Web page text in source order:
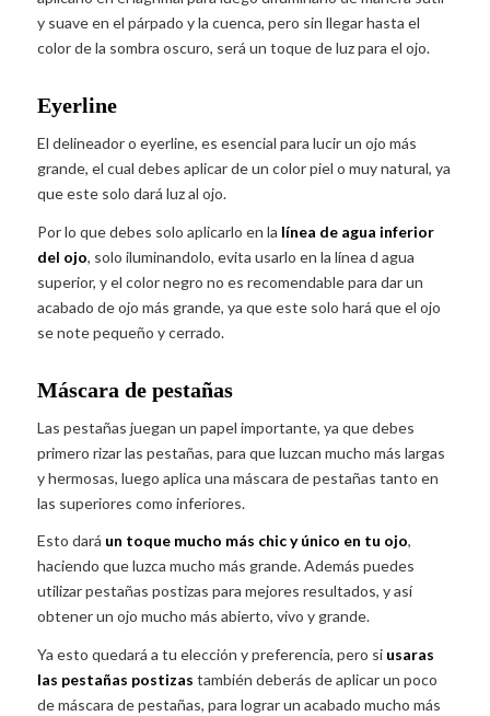
y suave en el párpado y la cuenca, pero sin llegar hasta el
color de la sombra oscuro, será un toque de luz para el ojo.
Eyerline
El delineador o eyerline, es esencial para lucir un ojo más
grande, el cual debes aplicar de un color piel o muy natural, ya
que este solo dará luz al ojo.
Por lo que debes solo aplicarlo en la línea de agua inferior
del ojo, solo iluminandolo, evita usarlo en la línea d agua
superior, y el color negro no es recomendable para dar un
acabado de ojo más grande, ya que este solo hará que el ojo
se note pequeño y cerrado.
Máscara de pestañas
Las pestañas juegan un papel importante, ya que debes
primero rizar las pestañas, para que luzcan mucho más largas
y hermosas, luego aplica una máscara de pestañas tanto en
las superiores como inferiores.
Esto dará un toque mucho más chic y único en tu ojo,
haciendo que luzca mucho más grande. Además puedes
utilizar pestañas postizas para mejores resultados, y así
obtener un ojo mucho más abierto, vivo y grande.
Ya esto quedará a tu elección y preferencia, pero si usaras
las pestañas postizas también deberás de aplicar un poco
de máscara de pestañas, para lograr un acabado mucho más